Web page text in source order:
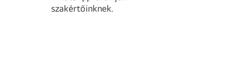
szakértőinknek.